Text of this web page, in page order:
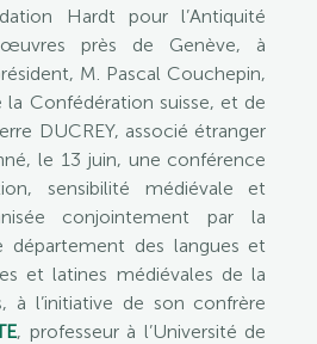
Hardt pour l’Antiquité
près de Genève, à
M. Pascal Couchepin,
la Confédération suisse, et de
DUCREY, associé étranger
le 13 juin, une conférence
sensibilité médiévale et
conjointement par la
des langues et
et latines médiévales de la
à l’initiative de son confrère
, professeur à l’Université de